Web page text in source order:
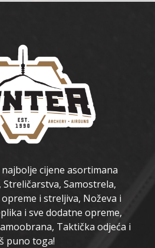
cijene asortimana
Samostrela,
i streljiva, Noževa i
i sve dodatne opreme,
Taktička odjeća i
puno toga!